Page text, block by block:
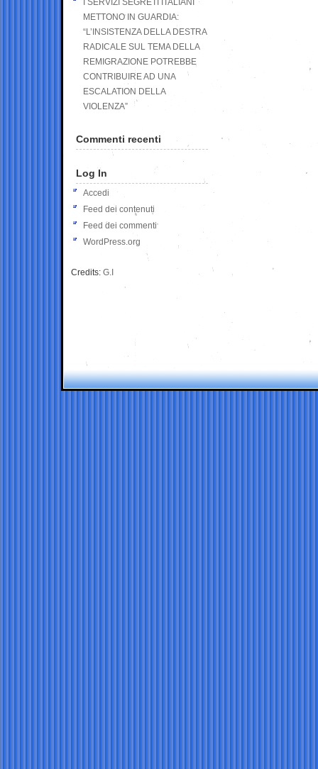
I SERVIZI SEGRETI ITALIANI
METTONO IN GUARDIA:
“L’INSISTENZA DELLA DESTRA
RADICALE SUL TEMA DELLA
REMIGRAZIONE POTREBBE
CONTRIBUIRE AD UNA
ESCALATION DELLA
VIOLENZA”
Commenti recenti
Log In
Accedi
Feed dei contenuti
Feed dei commenti
WordPress.org
Credits: G.I